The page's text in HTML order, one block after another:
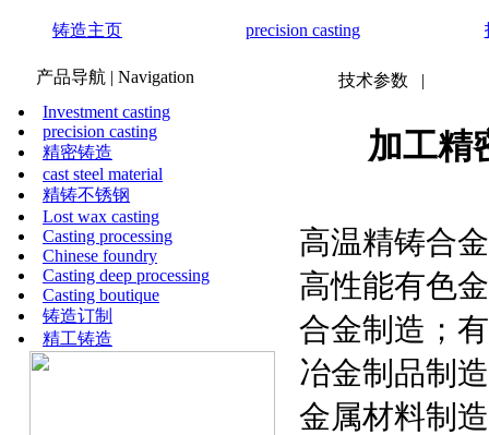
铸造主页 precision casting
产品导航 | Navigation
Investment casting
precision casting
精密铸造
cast steel material
精铸不锈钢
Lost wax casting
Casting processing
Chinese foundry
Casting deep processing
Casting boutique
铸造订制
精工铸造
技术参数 |
加工精
高温精铸合
高性能有色
合金制造；
冶金制品制
金属材料制